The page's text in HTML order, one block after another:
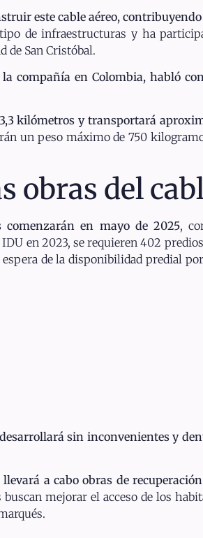
este cable aéreo,
de infraestructuras y ha
de San Cristóbal.
compañía en Colombia, habló
kilómetros y transportará
un peso máximo de 750
obras del
comenzarán en mayo de 2025,
en 2023, se requieren 402
de la disponibilidad predial
sin inconvenientes y
a cabo obras de
mejorar el acceso de los